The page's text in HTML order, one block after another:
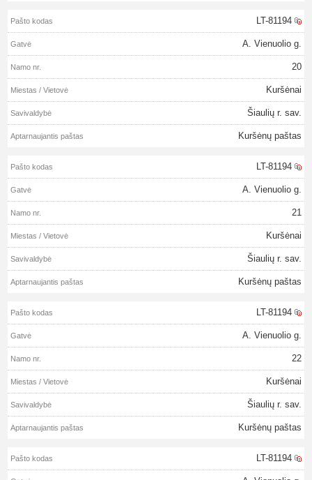
LT-81194
A. Vienuolio g.
20
Kuršėnai
Šiaulių r. sav.
Kuršėnų paštas
LT-81194
A. Vienuolio g.
21
Kuršėnai
Šiaulių r. sav.
Kuršėnų paštas
LT-81194
A. Vienuolio g.
22
Kuršėnai
Šiaulių r. sav.
Kuršėnų paštas
LT-81194